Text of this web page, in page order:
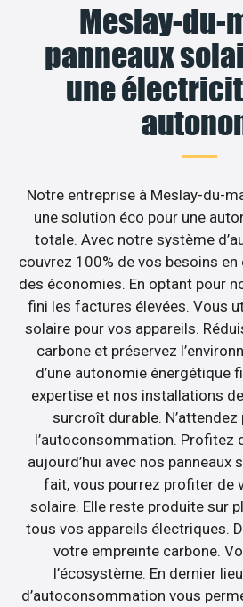
Meslay-du-
panneaux
une
Notre entreprise à Meslay-du-
une solution éco pour une
totale. Avec notre système
couvrez 100% de vos besoins
des économies. En optant pour
fini les factures élevées. Vous
solaire pour vos appareils.
carbone et préservez
d’une autonomie énergétique
expertise et nos installations
surcroît durable.
l’autoconsommation. Profitez
aujourd’hui avec nos panneaux
fait, vous pourrez profiter de
solaire. Elle reste produite sur
tous vos appareils électriques.
votre empreinte carbone.
l’écosystème. En dernier
d’autoconsommation vous